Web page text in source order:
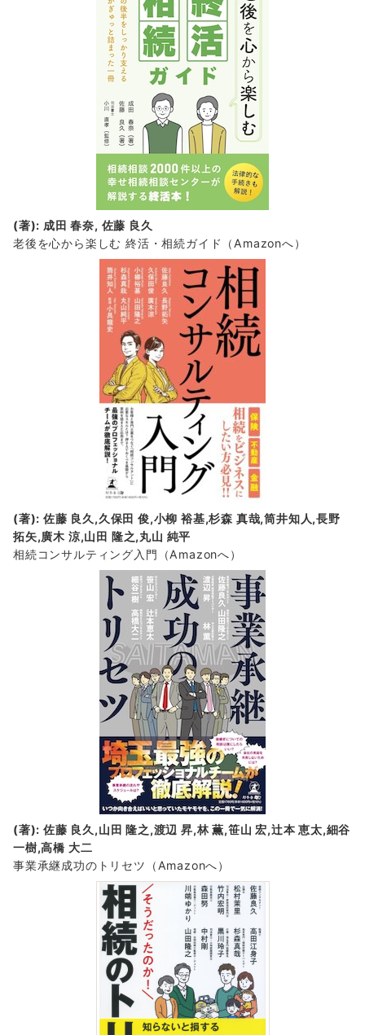
(著): 成田 春奈, 佐藤 良久
老後を心から楽しむ 終活・相続ガイド
（Amazonへ）
(著): 佐藤 良久,久保田 俊,小柳 裕基,杉森 真哉,筒井知人,長野
拓矢,廣木 涼,山田 隆之,丸山 純平
相続コンサルティング入門 （Amazonへ）
(著): 佐藤 良久,山田 隆之,渡辺 昇,林 薫,笹山 宏,辻本 恵太,細谷
一樹,高橋 大二
事業承継成功のトリセツ
（Amazonへ）